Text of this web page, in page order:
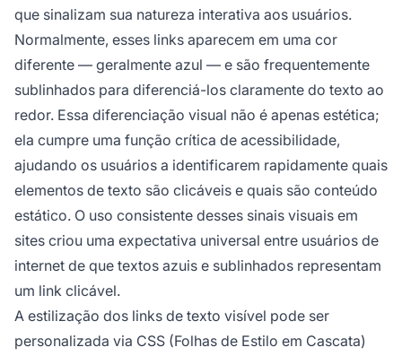
que sinalizam sua natureza interativa aos usuários.
Normalmente, esses links aparecem em uma cor
diferente — geralmente azul — e são frequentemente
sublinhados para diferenciá-los claramente do texto ao
redor. Essa diferenciação visual não é apenas estética;
ela cumpre uma função crítica de acessibilidade,
ajudando os usuários a identificarem rapidamente quais
elementos de texto são clicáveis e quais são conteúdo
estático. O uso consistente desses sinais visuais em
sites criou uma expectativa universal entre usuários de
internet de que textos azuis e sublinhados representam
um link clicável.
A estilização dos links de texto visível pode ser
personalizada via CSS (Folhas de Estilo em Cascata)